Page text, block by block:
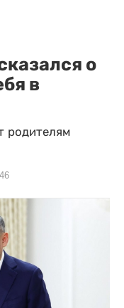
о
в
родителям